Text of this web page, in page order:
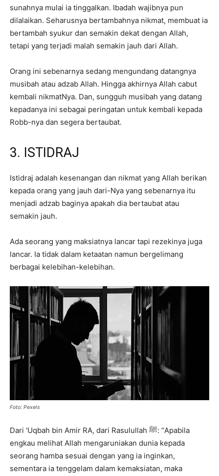
sunahnya mulai ia tinggalkan. Ibadah wajibnya pun
dilalaikan. Seharusnya bertambahnya nikmat, membuat ia
bertambah syukur dan semakin dekat dengan Allah,
tetapi yang terjadi malah semakin jauh dari Allah.
Orang ini sebenarnya sedang mengundang datangnya
musibah atau adzab Allah. Hingga akhirnya Allah cabut
kembali nikmatNya. Dan, sungguh musibah yang datang
kepadanya ini sebagai peringatan untuk kembali kepada
Robb-nya dan segera bertaubat.
3. ISTIDRAJ
Istidraj adalah kesenangan dan nikmat yang Allah berikan
kepada orang yang jauh dari-Nya yang sebenarnya itu
menjadi adzab baginya apakah dia bertaubat atau
semakin jauh.
Ada seorang yang maksiatnya lancar tapi rezekinya juga
lancar. Ia tidak dalam ketaatan namun bergelimang
berbagai kelebihan-kelebihan.
Foto: Pexels
Dari ‘Uqbah bin Amir RA, dari Rasulullah ﷺ: “Apabila
engkau melihat Allah mengaruniakan dunia kepada
seorang hamba sesuai dengan yang ia inginkan,
sementara ia tenggelam dalam kemaksiatan, maka